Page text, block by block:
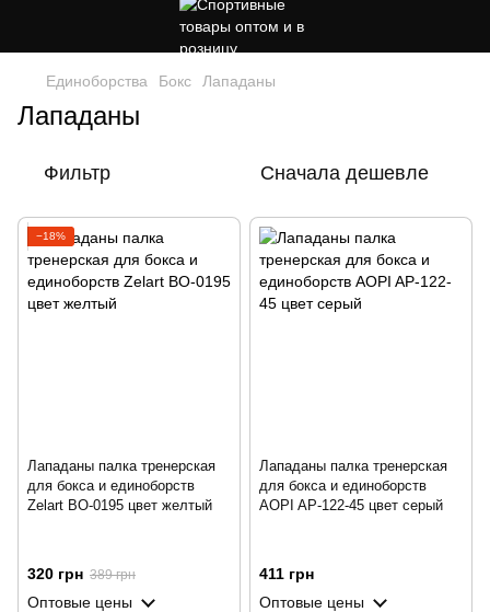
Единоборства Бокс Лападаны
Лападаны
Фильтр Сначала дешевле
−18%
Лападаны палка тренерская
для бокса и единоборств
Zelart BO-0195 цвет желтый
320 грн 389 грн
Оптовые цены
Лападаны палка тренерская
для бокса и единоборств
AOPI AP-122-45 цвет серый
411 грн
Оптовые цены